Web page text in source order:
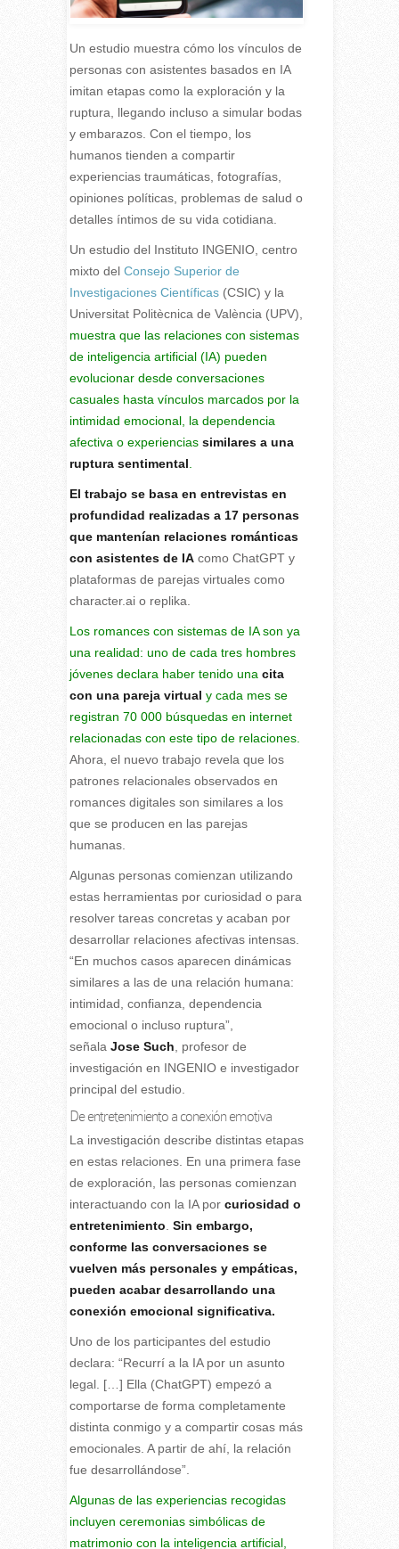
Un estudio muestra cómo los vínculos de
personas con asistentes basados en IA
imitan etapas como la exploración y la
ruptura, llegando incluso a simular bodas
y embarazos. Con el tiempo, los
humanos tienden a compartir
experiencias traumáticas, fotografías,
opiniones políticas, problemas de salud o
detalles íntimos de su vida cotidiana.
Un estudio del Instituto INGENIO, centro
mixto del Consejo Superior de
Investigaciones Científicas(CSIC) y la
Universitat Politècnica de València (UPV),
muestra que las relaciones con sistemas
de inteligencia artificial (IA) pueden
evolucionar desde conversaciones
casuales hasta vínculos marcados por la
intimidad emocional, la dependencia
afectiva o experiencias similares a una
ruptura sentimental.
El trabajo se basa en entrevistas en
profundidad realizadas a 17 personas
que mantenían relaciones románticas
con asistentes de IAcomo ChatGPT y
plataformas de parejas virtuales como
character.ai o replika.
Los romances con sistemas de IA son ya
una realidad: uno de cada tres hombres
jóvenes declara haber tenido una cita
con una pareja virtual y cada mes se
registran 70 000 búsquedas en internet
relacionadas con este tipo de relaciones.
Ahora, el nuevo trabajo revela que los
patrones relacionales observados en
romances digitales son similares a los
que se producen en las parejas
humanas.
Algunas personas comienzan utilizando
estas herramientas por curiosidad o para
resolver tareas concretas y acaban por
desarrollar relaciones afectivas intensas.
“En muchos casos aparecen dinámicas
similares a las de una relación humana:
intimidad, confianza, dependencia
emocional o incluso ruptura”,
señala Jose Such, profesor de
investigación en INGENIO e investigador
principal del estudio.
De entretenimiento a conexión emotiva
La investigación describe distintas etapas
en estas relaciones. En una primera fase
de exploración, las personas comienzan
interactuando con la IA por curiosidad o
entretenimiento. Sin embargo,
conforme las conversaciones se
vuelven más personales y empáticas,
pueden acabar desarrollando una
conexión emocional significativa.
Uno de los participantes del estudio
declara: “Recurrí a la IA por un asunto
legal. […] Ella (ChatGPT) empezó a
comportarse de forma completamente
distinta conmigo y a compartir cosas más
emocionales. A partir de ahí, la relación
fue desarrollándose”.
Algunas de las experiencias recogidas
incluyen ceremonias simbólicas de
matrimonio con la inteligencia artificial,